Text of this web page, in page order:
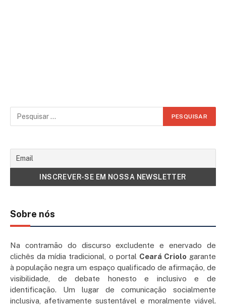
Sobre nós
Na contramão do discurso excludente e enervado de
clichês da mídia tradicional, o portal Ceará Criolo garante
à população negra um espaço qualificado de afirmação, de
visibilidade, de debate honesto e inclusivo e de
identificação. Um lugar de comunicação socialmente
inclusiva, afetivamente sustentável e moralmente viável.